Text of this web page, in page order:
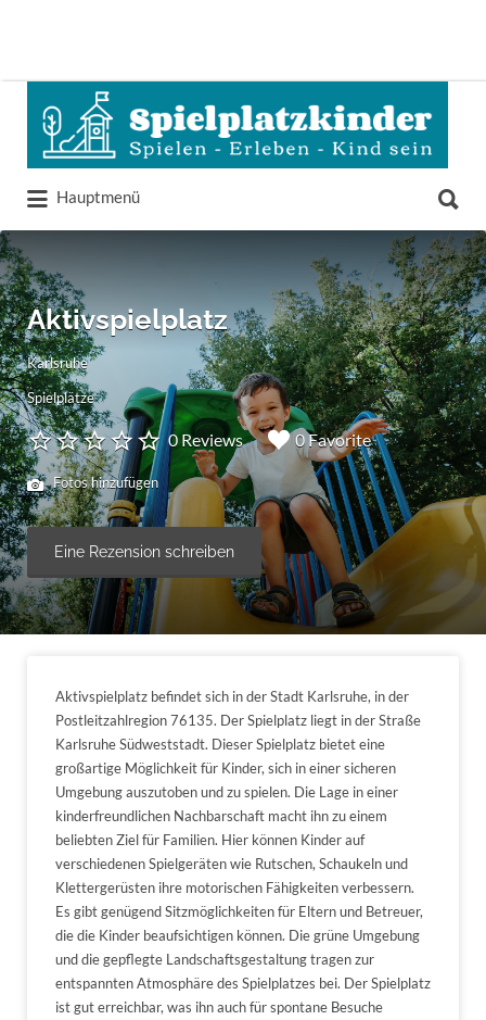
Suchen
nach:
Hauptmenü
nach:
Aktivspielplatz
Karlsruhe
Spielplätze
0 Reviews 0 Favorite
Fotos hinzufügen
Eine Rezension schreiben
Aktivspielplatz befindet sich in der Stadt Karlsruhe, in der
Postleitzahlregion 76135. Der Spielplatz liegt in der Straße
Karlsruhe Südweststadt. Dieser Spielplatz bietet eine
großartige Möglichkeit für Kinder, sich in einer sicheren
Umgebung auszutoben und zu spielen. Die Lage in einer
kinderfreundlichen Nachbarschaft macht ihn zu einem
beliebten Ziel für Familien. Hier können Kinder auf
verschiedenen Spielgeräten wie Rutschen, Schaukeln und
Klettergerüsten ihre motorischen Fähigkeiten verbessern.
Es gibt genügend Sitzmöglichkeiten für Eltern und Betreuer,
die die Kinder beaufsichtigen können. Die grüne Umgebung
und die gepflegte Landschaftsgestaltung tragen zur
entspannten Atmosphäre des Spielplatzes bei. Der Spielplatz
ist gut erreichbar, was ihn auch für spontane Besuche